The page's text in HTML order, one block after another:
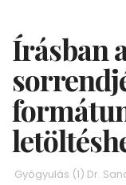
Írásban
Gyógyulás (1) Dr.